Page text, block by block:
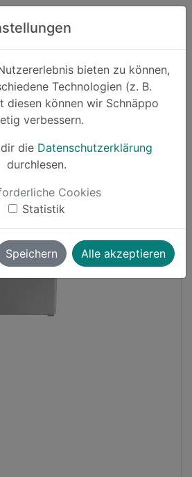
Zum Hauptinhalt springen
bieten zu können,
Technologien (z. B.
diesen können wir Schnäppo
verbessern.
die Datenschutzerklärung
durchlesen.
Cookies
Statistik
Speichern Alle akzeptieren
Suchen
Haushalt und Garten
Cashback